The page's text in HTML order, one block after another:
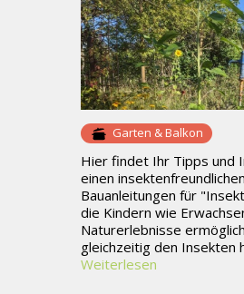
Garten & Balkon
Hier findet Ihr Tipps und
einen
Bauanleitungen für
die Kindern wie
Naturerlebnisse
gleichzeitig den Insekten
Weiterlesen